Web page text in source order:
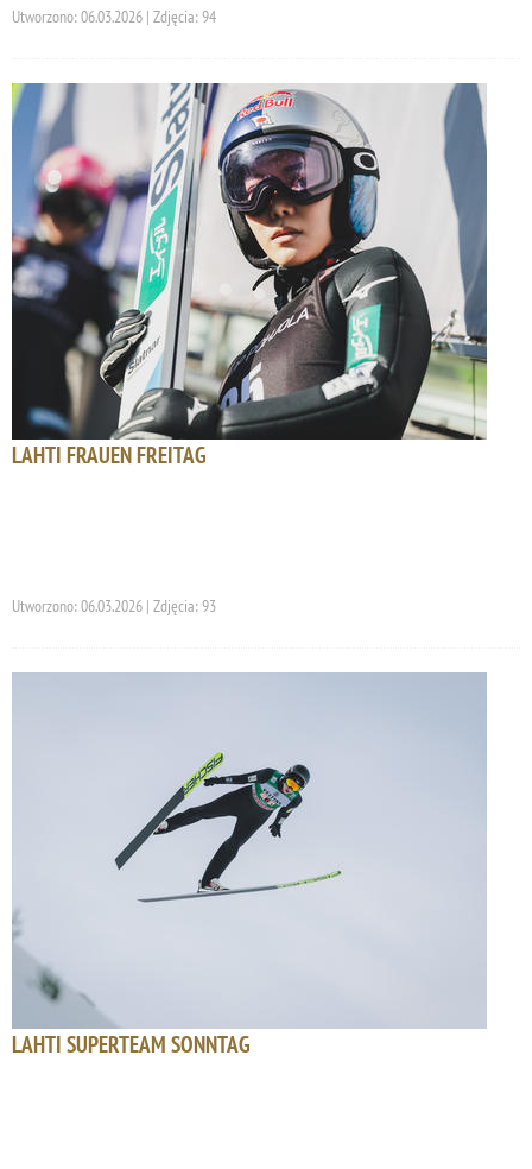
Utworzono: 06.03.2026 | Zdjęcia: 94
LAHTI FRAUEN FREITAG
Utworzono: 06.03.2026 | Zdjęcia: 93
LAHTI SUPERTEAM SONNTAG